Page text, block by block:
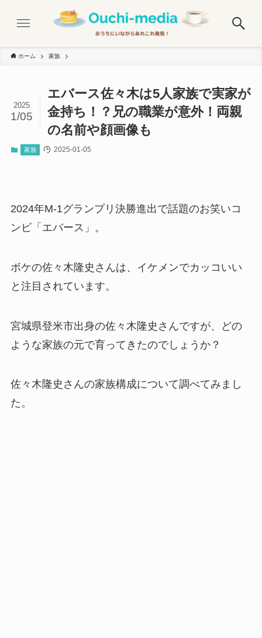
ホーム 家族
エバース佐々木は5人家族で実家が
金持ち！？兄の職業が意外！両親
の名前や顔画像も
2025
1/05
家族 2025-01-05
2024年M-1グランプリ決勝進出で話題のお笑いコ
ンビ「エバース」。
ボケの佐々木隆史さんは、イケメンでカッコいい
と注目されています。
宮城県登米市出身の佐々木隆史さんですが、どの
ような家族の元で育ってきたのでしょうか？
佐々木隆史さんの家族構成について調べてみまし
た。